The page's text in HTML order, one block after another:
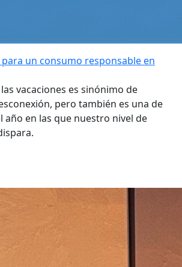
un consumo responsable en
vacaciones es sinónimo de
pero también es una de
año en las que nuestro nivel de